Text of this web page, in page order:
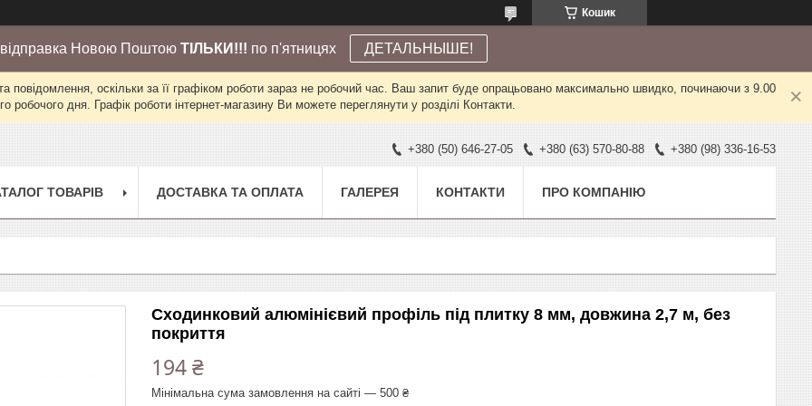
Кошик
Новою Поштою ТІЛЬКИ!!! по п'ятницях ДЕТАЛЬНЫШЕ!
повідомлення, оскільки за її графіком роботи зараз не робочий час. Ваш запит буде опрацьовано максимально швидко, починаючи з 9.00
робочого дня. Графік роботи інтернет-магазину Ви можете переглянути у розділі Контакти.
+380 (50) 646-27-05 +380 (63) 570-80-88 +380 (98) 336-16-53
ТОВАРІВ ДОСТАВКА ТА ОПЛАТА ГАЛЕРЕЯ КОНТАКТИ ПРО КОМПАНІЮ
Сходинковий алюмінієвий профіль під плитку 8 мм, довжина 2,7 м, без
покриття
194 ₴
Мінімальна сума замовлення на сайті — 500 ₴